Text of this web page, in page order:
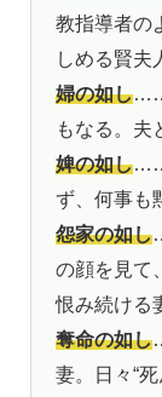
教指導者の
しめる賢夫
婦の如し
もなる。夫
婢の如し
ず、何事も
怨家の如し
の顔を見て
恨み続ける
奪命の如し
妻。日々“